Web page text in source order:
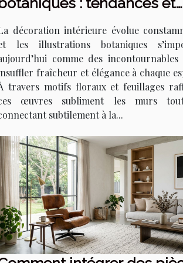
décoration intérieure évolue
les illustrations botaniques
comme des
fraîcheur et élégance à chaque
travers motifs floraux et feuillages
œuvres subliment les murs
subtilement à la...